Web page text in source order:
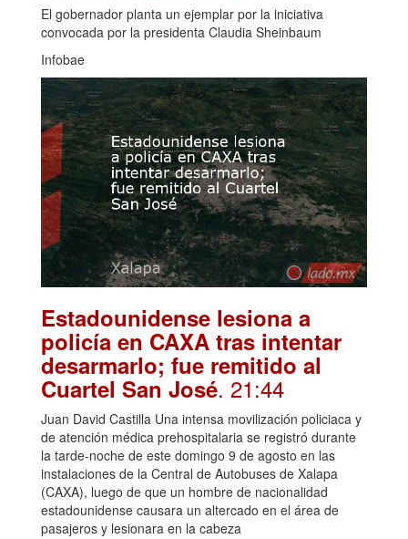
El gobernador planta un ejemplar por la iniciativa
convocada por la presidenta Claudia Sheinbaum
Infobae
Estadounidense lesiona a
policía en CAXA tras intentar
desarmarlo; fue remitido al
Cuartel San José. 21:44
Juan David Castilla Una intensa movilización policiaca y
de atención médica prehospitalaria se registró durante
la tarde-noche de este domingo 9 de agosto en las
instalaciones de la Central de Autobuses de Xalapa
(CAXA), luego de que un hombre de nacionalidad
estadounidense causara un altercado en el área de
pasajeros y lesionara en la cabeza